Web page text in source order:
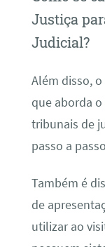
Justiça
Judicial?
Além disso,
que aborda
tribunais de
passo a
Também é
de
utilizar ao